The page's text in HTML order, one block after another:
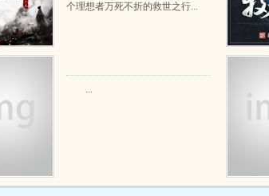
个理想者万死不折的救世之行...
...